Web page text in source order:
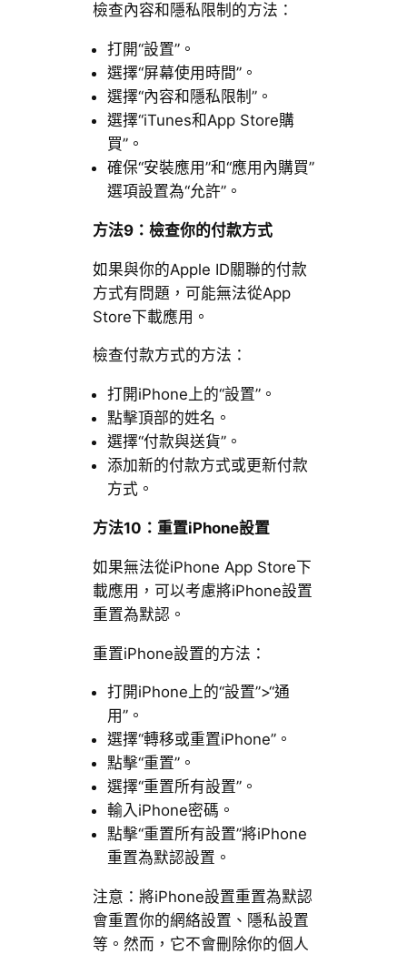
檢查內容和隱私限制的方法：
打開“設置”。
選擇“屏幕使用時間”。
選擇“內容和隱私限制”。
選擇“iTunes和App Store購
買”。
確保“安裝應用”和“應用內購買”
選項設置為“允許”。
方法9：檢查你的付款方式
如果與你的Apple ID關聯的付款
方式有問題，可能無法從App
Store下載應用。
檢查付款方式的方法：
打開iPhone上的“設置”。
點擊頂部的姓名。
選擇“付款與送貨”。
添加新的付款方式或更新付款
方式。
方法10：重置iPhone設置
如果無法從iPhone App Store下
載應用，可以考慮將iPhone設置
重置為默認。
重置iPhone設置的方法：
打開iPhone上的“設置”>“通
用”。
選擇“轉移或重置iPhone”。
點擊“重置”。
選擇“重置所有設置”。
輸入iPhone密碼。
點擊“重置所有設置”將iPhone
重置為默認設置。
注意：將iPhone設置重置為默認
會重置你的網絡設置、隱私設置
等。然而，它不會刪除你的個人